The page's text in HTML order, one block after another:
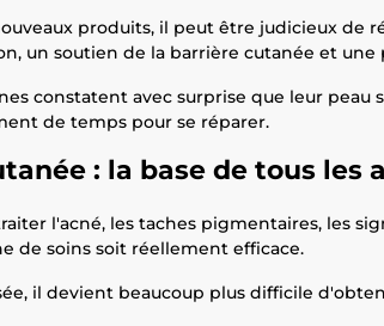
produits, il peut être judicieux de
un soutien de la barrière cutanée et
constatent avec surprise que leur
de temps pour se réparer.
: la base de tous les
l'acné, les taches pigmentaires, les
de soins soit réellement efficace.
il devient beaucoup plus difficile